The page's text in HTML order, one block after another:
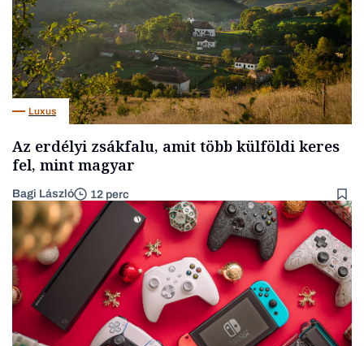
Luxus
Az erdélyi zsákfalu, amit több külföldi keres
fel, mint magyar
Bagi László 12 perc